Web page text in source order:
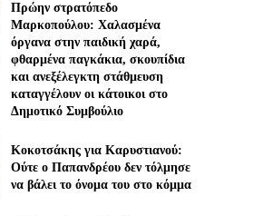
Πρώην στρατόπεδο
Μαρκοπούλου: Χαλασμένα
όργανα στην παιδική χαρά,
φθαρμένα παγκάκια, σκουπίδια
και ανεξέλεγκτη στάθμευση
καταγγέλουν οι κάτοικοι στο
Δημοτικό Συμβούλιο
Κοκοτσάκης για Καρυστιανού:
Ούτε ο Παπανδρέου δεν τόλμησε
να βάλει το όνομα του στο κόμμα